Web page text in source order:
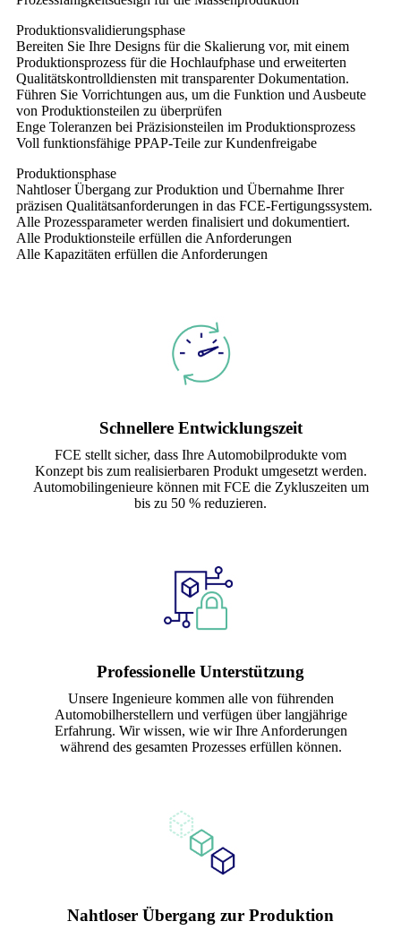
Produktionsvalidierungsphase
Bereiten Sie Ihre Designs für die Skalierung vor, mit einem
Produktionsprozess für die Hochlaufphase und erweiterten
Qualitätskontrolldiensten mit transparenter Dokumentation.
Führen Sie Vorrichtungen aus, um die Funktion und Ausbeute
von Produktionsteilen zu überprüfen
Enge Toleranzen bei Präzisionsteilen im Produktionsprozess
Voll funktionsfähige PPAP-Teile zur Kundenfreigabe
Produktionsphase
Nahtloser Übergang zur Produktion und Übernahme Ihrer
präzisen Qualitätsanforderungen in das FCE-Fertigungssystem.
Alle Prozessparameter werden finalisiert und dokumentiert.
Alle Produktionsteile erfüllen die Anforderungen
Alle Kapazitäten erfüllen die Anforderungen
Schnellere Entwicklungszeit
FCE stellt sicher, dass Ihre Automobilprodukte vom
Konzept bis zum realisierbaren Produkt umgesetzt werden.
Automobilingenieure können mit FCE die Zykluszeiten um
bis zu 50 % reduzieren.
Professionelle Unterstützung
Unsere Ingenieure kommen alle von führenden
Automobilherstellern und verfügen über langjährige
Erfahrung. Wir wissen, wie wir Ihre Anforderungen
während des gesamten Prozesses erfüllen können.
Nahtloser Übergang zur Produktion